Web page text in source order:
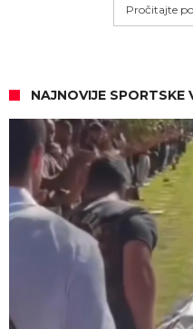
Pročitajte
NAJNOVIJE SPORTSKE